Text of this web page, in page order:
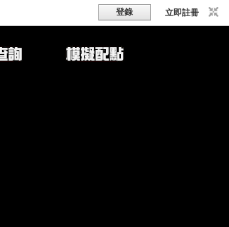
登錄 立即註冊